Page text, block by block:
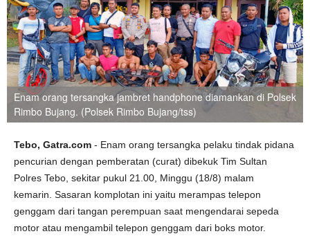
Enam orang tersangka jambret handphone diamankan di Polsek
Rimbo Bujang. (Polsek Rimbo Bujang/tss)
Tebo, Gatra.com - Enam orang tersangka pelaku tindak pidana
pencurian dengan pemberatan (curat) dibekuk Tim Sultan
Polres Tebo, sekitar pukul 21.00, Minggu (18/8) malam
kemarin. Sasaran komplotan ini yaitu merampas telepon
genggam dari tangan perempuan saat mengendarai sepeda
motor atau mengambil telepon genggam dari boks motor.